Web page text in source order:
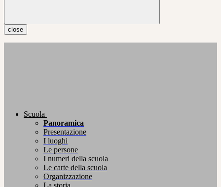
close
Scuola
Panoramica
Presentazione
I luoghi
Le persone
I numeri della scuola
Le carte della scuola
Organizzazione